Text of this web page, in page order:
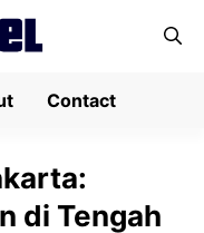
Contact
di Tengah